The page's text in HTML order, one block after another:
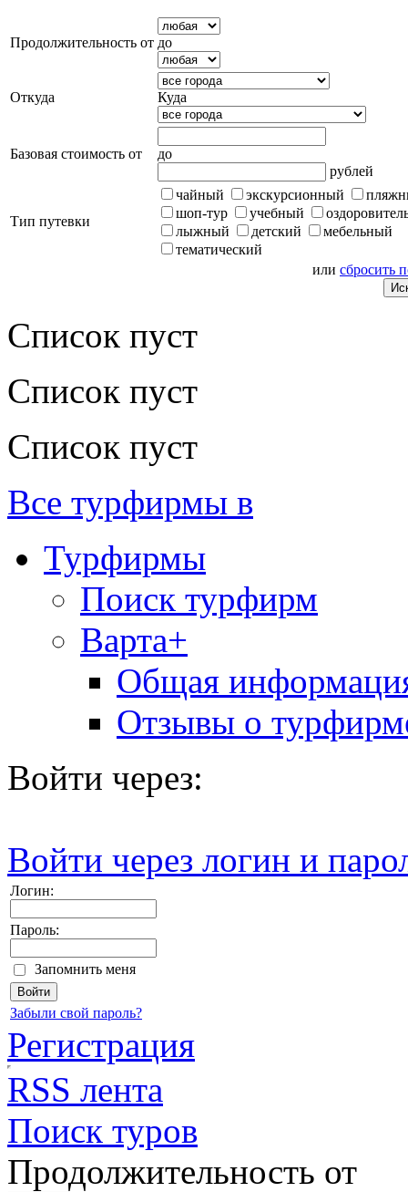
Продолжительность от до
Откуда Куда
Базовая стоимость от
до
рублей
Тип путевки
чайный экскурсионный
шоп-тур
учебный
лыжный
детский
мебельный
тематический
или сбросить
Список пуст
Список пуст
Список пуст
Все турфирмы в
Турфирмы
Поиск турфирм
Варта+
Общая
Отзывы о
Войти через:
Войти через логин и
Логин:
Пароль:
Запомнить меня
Забыли свой пароль?
Регистрация
RSS лента
Поиск туров
Продолжительность от